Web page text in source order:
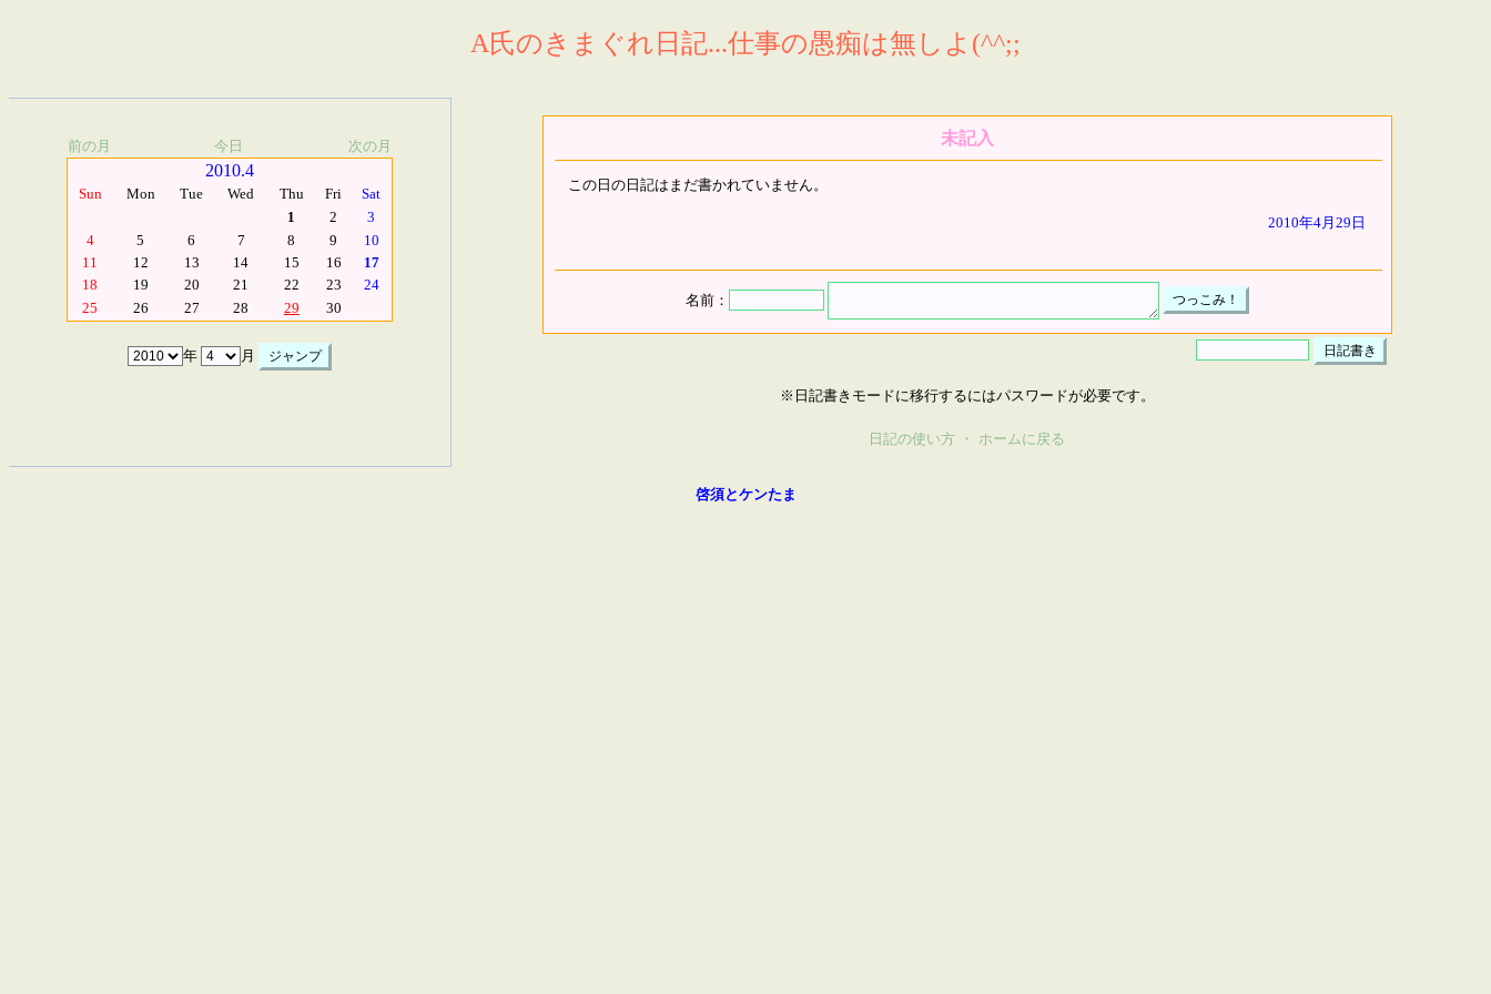
A氏のきまぐれ日記...仕事の愚痴は無しよ(^^;;
前の月 今日 次の月
2010.4
Sun Mon Tue Wed Thu Fri
Sat
1
2
3
4
5 6 7 8 9
10
11
12 13 14 15 16
17
18
19 20 21 22 23
24
25
26 27 28 29 30
年 月
未記入
この日の日記はまだ書かれていません。
2010年4月29日
名前：
※日記書きモードに移行するにはパスワードが必要です。
日記の使い方 ・ ホームに戻る
啓須とケンたま